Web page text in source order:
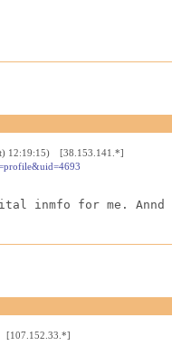
12:19:15) [38.153.141.*]
inmfo for me.
[107.152.33.*]